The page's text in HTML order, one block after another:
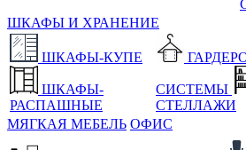
ШКАФЫ И ХРАНЕНИЕ
ШКАФЫ-КУПЕ
ШКАФЫ-
РАСПАШНЫЕ
СИСТЕМЫ
СТЕЛЛАЖИ
МЯГКАЯ МЕБЕЛЬ ОФИС